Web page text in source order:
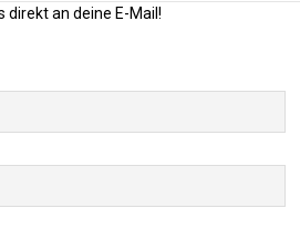
direkt an deine E-Mail!